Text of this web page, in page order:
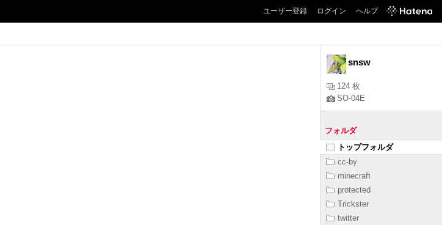
ユーザー登録 ログイン ヘルプ
snsw
124 枚
SO-04E
フォルダ
トップフォルダ
cc-by
minecraft
protected
Trickster
twitter